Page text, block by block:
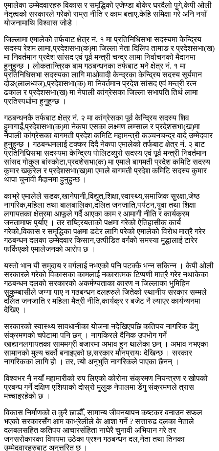
एमालेका उम्मेदवारहरु विकास र समृद्धिको एजेण्डा बोकेर घरदैलो पुगे,केपी ओली
नेतृत्वको सरकारले गरेको राम्रा नीति र काम बताए,केहि समिक्षा गरे अनि नयाँ
योजनामाथि विश्वास जोडे ।
जिल्लामा एमालेको तर्फबाट क्षेत्र नं. १ मा प्रतिनिधिसभा सदस्यमा केन्द्रिय
सदस्य रेशम लामा,प्रदेशसभा(क)मा जिल्ला नेता दिलिप तामाङ र प्रदेशसभा(ख)
मा निवर्तमान प्रदेश सांसद एवं पूर्व मन्त्री चन्द्र लामा निर्वाचनको मैदानमा
हुनुहुन्छ । लोकतान्त्रिक बाम गठबन्धनका तर्फबाट भने क्षेत्र नं. १ मा
प्रतिनिधिसभा सदस्यका लागि माओवादी केन्द्रका केन्द्रिय सदस्य सूर्यमान
दोङ(लालध्वज),प्रदेशसभा(क) मा निवर्तमान प्रदेश सांसद एवं मन्त्री रत्न
ढकाल र प्रदेशसभा(ख) मा नेपाली कांग्रेसका जिल्ला सभापति तिर्थ लामा
प्रतिस्पर्धामा हुनुहुन्छ ।
गठबन्धनकै तर्फबाट क्षेत्र नं. २ मा कांग्रेसका पूर्व केन्द्रिय सदस्य शिव
हुमागाईं,प्रदेशसभा(क)मा नेकपा एसका लक्ष्मण लम्साल र प्रदेशसभा(ख)मा
नेपाली कांग्रेसका बागमती प्रदेश कमिटि महामन्त्री कञ्चनचन्द्र वादे उम्मेदवार
हुनुहुन्छ । गठबन्धनलाई टक्कर दिदै नेकपा एमालेको तर्फबाट क्षेत्र नं. २ बाट
प्रतिनिधिसभा सदस्यमा केन्द्रिय पोलिटव्युरो सदस्य एवं पूर्व मन्त्री निवर्तमान
सांसद गोकुल बांस्कोटा,प्रदशेसभा(क) मा एमाले बागमती प्रदेश कमिटि सदस्य
कुमार खकुरेल र प्रदेशसभा(ख)मा एमाले बागमती प्रदेश कमिटि सदस्य कुमार
थापा चुनावी मैदानमा हुनुहुन्छ ।
काभ्रे एमालेले सडक,खानेपानी,विद्युत,शिक्षा,स्वास्थ्य,समाजिक सुरक्षा,जेष्ठ
नागरिक,महिला तथा बालबालिका,दलित जनजाति,पर्यटन,युवा तथा शिक्षा
लगायतका क्षेत्रमा आफूले गर्दै आएका काम र आमागी नीति र कार्यक्रम
जनतामाफ पुर्याए । तर राष्ट्रियताको पक्षमा गरेको ऐतिहासीक कार्य
गरेको,विकास र समृद्धिका पक्षमा डटेर लागि परेको एमालेको विरोध मात्रै गरेर
गठबन्धन दलका उम्मेदवार किसान,उत्पीडित वर्गको समस्या मुद्धालाई टारेर
फर्किएको एमालेजनको आरोप छ ।
यस्तो भान यी समुदाय र वर्गलाई नभएको पनि पटक्कै भन्न सकिन्न । केपी ओली
सरकारले गरेको विकासका कामलाई नकारात्मक टिप्पणी मात्रै गरेर नथाकेका
गठबन्धन दलको सरकारको अकर्मण्यताका कारण न जिल्लाका भुमिहिन
सुकुम्बासीले जग्गा पाए न गठबन्धन दलहरुले जितेको स्थानीय सरकार सम्मले
दलित जनजाति र महिला मैत्री नीति,कार्यक्र र बजेट नै ल्याएर कार्यन्यनमा
देखिए ।
सरकारको स्वास्थ्य सावधानीका योजना नदेखिएपछि कतिपय नागरिक डेंगु
संक्रमणको चपेटामा पनि छन् । नागकिरले दैनिक उपभोग गर्ने
खाद्यानलगायतका साममग्री बजारमा अभाव हुन थालेका छन् । अभाव नभएका
सामानको मुल्य चर्को बनाइएको छ,सरकार मौनप्रायः देखिन्छ । सरकार
नागरिकका लागि हो । तर, त्यो अनुभुति नागरिकले पाएका छैनन् ।
विश्वभर नै नयाँ महामारीको रुप लिएको कोरोना संक्रमण नियन्त्रण र खोपको
प्रबन्ध गर्ने दक्षिण एशियाको दोस्रो मुलुक नेपालमा डेंगु संक्रमणले त्रास
मच्चाइरहेको छ ।
विकास निर्माणको त कुरै छाडौँ, सामान्य जीवनयापन कष्टकर बनाउन सफल
भएको सरकारसँग आम काभ्रेलीले के आशा गर्ने ? सत्तारुढ दलका नेताले
दलबलसहित कतिपय आचारसंहिता नाघेरै चुनावी अभियान गरे तर
जनसरोकारका विषयमा उठेका प्रश्न गठबन्धन दल,नेता तथा तिनका
उम्मेदवारहरुबाट अनुत्तरित छ ।